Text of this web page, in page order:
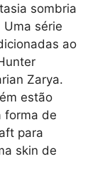
sombria
Uma série
ao
Zarya.
estão
forma de
para
skin de